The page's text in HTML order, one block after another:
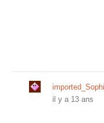
il y a 13 ans